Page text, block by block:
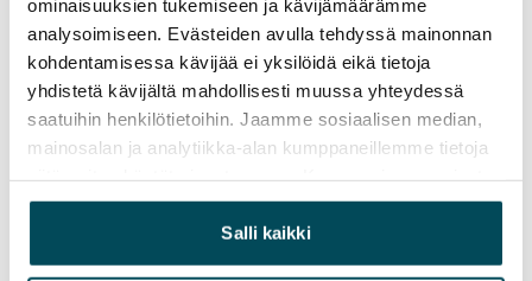
ominaisuuksien tukemiseen ja kävijämäärämme
analysoimiseen. Evästeiden avulla tehdyssä mainonnan
kohdentamisessa kävijää ei yksilöidä eikä tietoja
yhdistetä kävijältä mahdollisesti muussa yhteydessä
saatuihin henkilötietoihin. Jaamme sosiaalisen median,
mainosalan ja analytiikka-alan kumppaneillemme tietoja
yhdistää näitä tietoja muihin tietoihin, joita olet antanut
heille tai joita on kerätty, kun olet käyttänyt heidän
palvelujaan.
Salli kaikki
Sähkömaksu
Vuokralainen solmii itse sähkösopimuksen.
Laajakaista
Vuokraan sisältyy 50 M laajakaistaliittymä. Voit hankkia
lisänopeutta etuhintaan ottamalla yhteyttä
Lemmikit sallittu